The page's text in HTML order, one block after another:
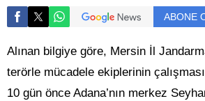
ABONE
Alınan bilgiye göre, Mersin İl
terörle mücadele ekiplerinin
10 gün önce Adana’nın merkez